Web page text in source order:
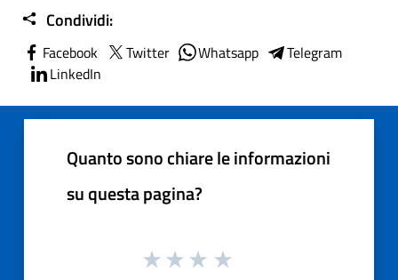
Condividi:
Facebook Twitter Whatsapp
Telegram
LinkedIn
Quanto sono chiare le informazioni
su questa pagina?